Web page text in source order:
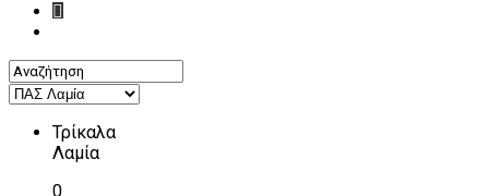
Τρίκαλα
Λαμία
0